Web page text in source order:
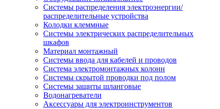
Системы распределения электроэнергии/
распределительные устройства
Колодки клеммные
Системы электрических распределительных
шкафов
Материал монтажный
Системы ввода для кабелей и проводов
Система электромонтажных колонн
Системы скрытой проводки под полом
Системы защиты шланговые
Водонагреватели
Аксессуары для электроинструментов